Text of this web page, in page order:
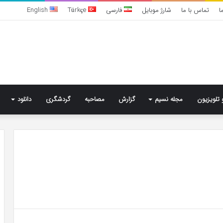
تماس با ما شارژ موبایل فارسی Türkçe
English
تلویزیون مجله نسیم گزارش مصاحبه گردشگری دانلود
جادار